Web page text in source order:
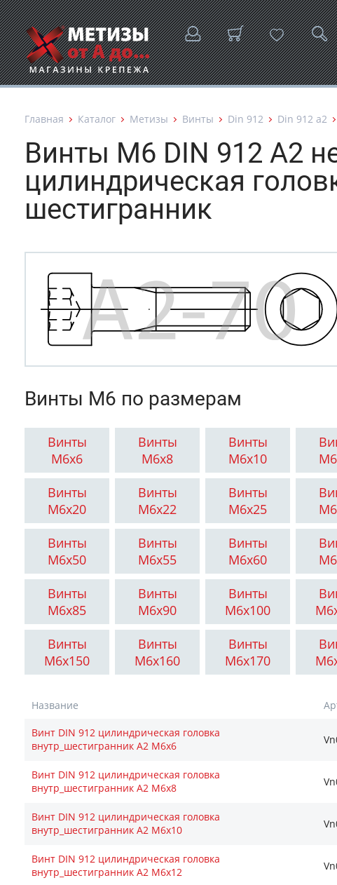
Главная Каталог Метизы Винты Din 912 Din 912 а2
Винты М6 DIN 912 A2
цилиндрическая
шестигранник
Винты М6 по размерам
Винты
М6x6
Винты
М6x8
Винты
М6x10
Винты
М6x20
Винты
М6x22
Винты
М6x25
Винты
М6x50
Винты
М6x55
Винты
М6x60
Винты
М6x85
Винты
М6x90
Винты
М6x100
Винты
М6x150
Винты
М6x160
Винты
М6x170
Название
Винт DIN 912 цилиндрическая головка
внутр_шестигранник A2 М6х6
Винт DIN 912 цилиндрическая головка
внутр_шестигранник A2 М6х8
Винт DIN 912 цилиндрическая головка
внутр_шестигранник A2 М6х10
Винт DIN 912 цилиндрическая головка
внутр_шестигранник A2 М6х12